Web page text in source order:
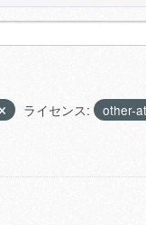
ライセンス: other-at